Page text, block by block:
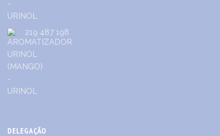
219 487 198
DELEGAÇÃO